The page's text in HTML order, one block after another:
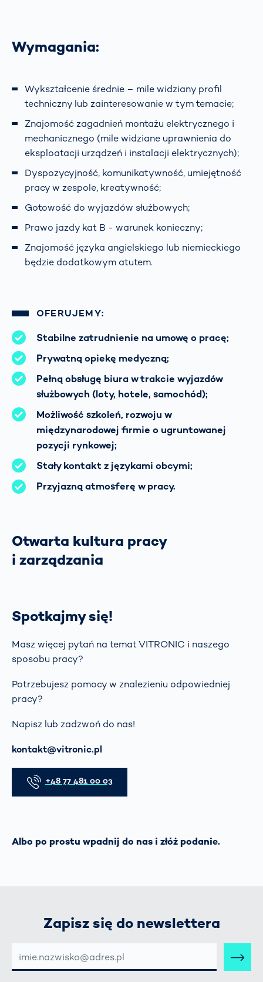
Wymagania:
Wykształcenie średnie – mile widziany profil
techniczny lub zainteresowanie w tym temacie;
Znajomość zagadnień montażu elektrycznego i
mechanicznego (mile widziane uprawnienia do
eksploatacji urządzeń i instalacji elektrycznych);
Dyspozycyjność, komunikatywność, umiejętność
pracy w zespole, kreatywność;
Gotowość do wyjazdów służbowych;
Prawo jazdy kat B - warunek konieczny;
Znajomość języka angielskiego lub niemieckiego
będzie dodatkowym atutem.
OFERUJEMY:
Stabilne zatrudnienie na umowę o pracę;
Prywatną opiekę medyczną;
Pełną obsługę biura w trakcie wyjazdów
służbowych (loty, hotele, samochód);
Możliwość szkoleń, rozwoju w
międzynarodowej firmie o ugruntowanej
pozycji rynkowej;
Stały kontakt z językami obcymi;
Przyjazną atmosferę w pracy.
Otwarta kultura pracy
i zarządzania
Spotkajmy się!
Masz więcej pytań na temat VITRONIC i naszego
sposobu pracy?
Potrzebujesz pomocy w znalezieniu odpowiedniej
pracy?
Napisz lub zadzwoń do nas!
E-mail
kontakt@vitronic.pl
Telefon
+48 77 481 00 03
Albo po prostu wpadnij do nas i złóż podanie.
Zapisz się do newslettera
MAIL-
ADRESSE